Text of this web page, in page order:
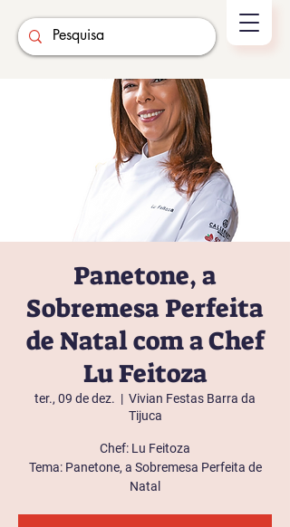
Panetone, a
Sobremesa Perfeita
de Natal com a Chef
Lu Feitoza
ter., 09 de dez.
  |
Vivian Festas Barra da
Tijuca
Chef: Lu Feitoza
Tema: Panetone, a Sobremesa Perfeita de
Natal